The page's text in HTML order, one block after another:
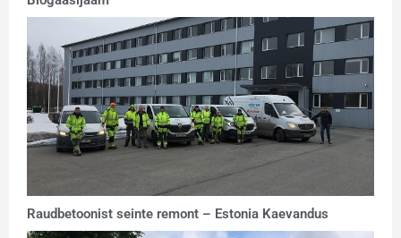
Raudbetoonist seinte remont – Estonia Kaevandus